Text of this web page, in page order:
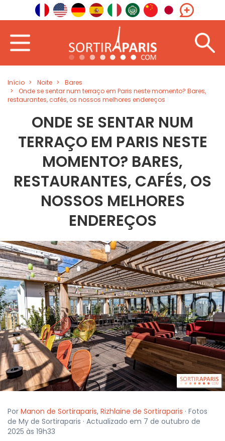
Início Noite
Bares
Onde se sentar num terraço em Paris neste momento? Bares,
restaurantes, cafés, os nossos melhores endereços
ONDE SE SENTAR NUM
TERRAÇO EM PARIS NESTE
MOMENTO? BARES,
RESTAURANTES, CAFÉS, OS
NOSSOS MELHORES
ENDEREÇOS
Por Manon de Sortiraparis, Rizhlaine de Sortiraparis · Fotos
de My de Sortiraparis · Actualizado em 7 de outubro de
2025 às 19h33